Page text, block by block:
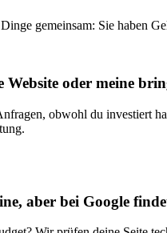
gemeinsam: Sie haben
Website oder meine
obwohl du investiert
aber bei Google